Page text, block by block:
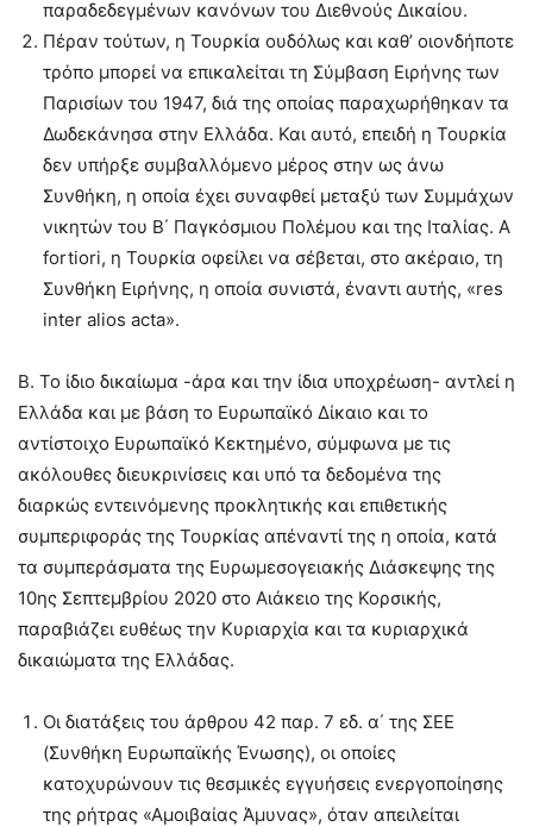
παραδεδεγμένων κανόνων του Διεθνούς Δικαίου.
Πέραν τούτων, η Τουρκία ουδόλως και καθ’ οιονδήποτε
τρόπο μπορεί να επικαλείται τη Σύμβαση Ειρήνης των
Παρισίων του 1947, διά της οποίας παραχωρήθηκαν τα
Δωδεκάνησα στην Ελλάδα. Και αυτό, επειδή η Τουρκία
δεν υπήρξε συμβαλλόμενο μέρος στην ως άνω
Συνθήκη, η οποία έχει συναφθεί μεταξύ των Συμμάχων
νικητών του Β΄ Παγκόσμιου Πολέμου και της Ιταλίας. A
fortiori, η Τουρκία οφείλει να σέβεται, στο ακέραιο, τη
Συνθήκη Ειρήνης, η οποία συνιστά, έναντι αυτής, «res
inter alios acta».
B. To ίδιο δικαίωμα -άρα και την ίδια υποχρέωση- αντλεί η
Ελλάδα και με βάση το Ευρωπαϊκό Δίκαιο και το
αντίστοιχο Ευρωπαϊκό Κεκτημένο, σύμφωνα με τις
ακόλουθες διευκρινίσεις και υπό τα δεδομένα της
διαρκώς εντεινόμενης προκλητικής και επιθετικής
συμπεριφοράς της Τουρκίας απέναντί της η οποία, κατά
τα συμπεράσματα της Ευρωμεσογειακής Διάσκεψης της
10ης Σεπτεμβρίου 2020 στο Αιάκειο της Κορσικής,
παραβιάζει ευθέως την Κυριαρχία και τα κυριαρχικά
δικαιώματα της Ελλάδας.
Οι διατάξεις του άρθρου 42 παρ. 7 εδ. α΄ της ΣΕΕ
(Συνθήκη Ευρωπαϊκής Ένωσης), οι οποίες
κατοχυρώνουν τις θεσμικές εγγυήσεις ενεργοποίησης
της ρήτρας «Αμοιβαίας Άμυνας», όταν απειλείται